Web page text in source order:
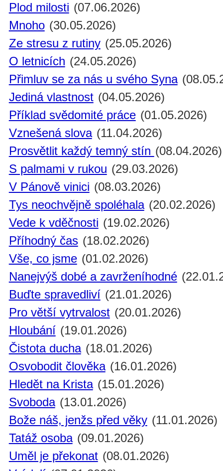
Plod milosti (07.06.2026)
Mnoho (30.05.2026)
Ze stresu z rutiny (25.05.2026)
O letnicích (24.05.2026)
Přimluv se za nás u svého Syna
Jediná vlastnost (04.05.2026)
Příklad svědomité práce (01.05.2026)
Vznešená slova (11.04.2026)
Prosvětlit každý temný stín (08.04.2026)
S palmami v rukou (29.03.2026)
V Pánově vinici (08.03.2026)
Tys neochvějně spoléhala (20.02.2026)
Vede k vděčnosti (19.02.2026)
Příhodný čas (18.02.2026)
Vše, co jsme (01.02.2026)
Nanejvýš dobé a zavrženíhodné
Buďte spravedliví (21.01.2026)
Pro větší vytrvalost (20.01.2026)
Hloubání (19.01.2026)
Čistota ducha (18.01.2026)
Osvobodit člověka (16.01.2026)
Hledět na Krista (15.01.2026)
Svoboda (13.01.2026)
Bože náš, jenžs před věky (11.01.2026)
Tatáž osoba (09.01.2026)
Uměl je překonat (08.01.2026)